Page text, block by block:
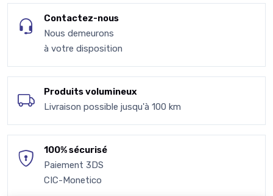
Contactez-nous
Nous demeurons
à votre disposition
Produits volumineux
Livraison possible jusqu'à 100 km
100% sécurisé
Paiement 3DS
CIC-Monetico